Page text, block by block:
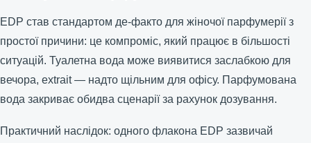
EDP став стандартом де-факто для жіночої парфумерії з
простої причини: це компроміс, який працює в більшості
ситуацій. Туалетна вода може виявитися заслабкою для
вечора, extrait — надто щільним для офісу. Парфумована
вода закриває обидва сценарії за рахунок дозування.
Практичний наслідок: одного флакона EDP зазвичай